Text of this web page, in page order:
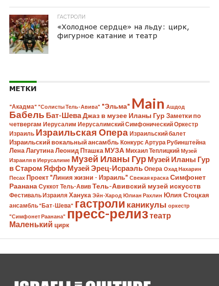
ГАСТРОЛИ
«Холодное сердце» на льду: цирк,
фигурное катание и театр
МЕТКИ
"Акадма" "Солисты Тель-Авива" "Эльма" Main Ашдод
Бабель Бат-ШеваДжаз в музее Иланы Гур Заметки по
четвергам Иерусалим Иерусалимский Симфонический Оркестр
Израиль Израильская Опера Израильский балет
Израильский вокальный ансамбль Конкурс Артура Рубинштейна
Лена Лагутина Леонид Пташка МУЗА Михаил Теплицкий Музей
Израиля в Иерусалиме Музей Иланы Гур Музей Иланы Гур
в Старом Яффо Музей Эрец-Исраэль Опера Охад Нахарин
Песах Проект "Линия жизни - Израиль" Свежая краска Симфонет
Раанана Суккот Тель-Авив Тель-Авивский музей искусств
Фестиваль Израиля Ханука Эйн-Харод Юлиан Рахлин Юлия Стоцкая
ансамбль "Бат-Шева" гастроли каникулы оркестр
"Симфонет Раанана" пресс-релизтеатр
Маленький цирк